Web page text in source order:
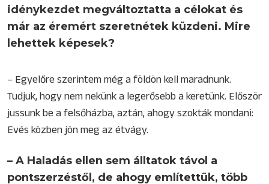
idénykezdet megváltoztatta a célokat és
már az éremért szeretnétek küzdeni. Mire
lehettek képesek?
– Egyelőre szerintem még a földön kell maradnunk.
Tudjuk, hogy nem nekünk a legerősebb a keretünk. Először
jussunk be a felsőházba, aztán, ahogy szokták mondani:
Evés közben jön meg az étvágy.
– A Haladás ellen sem álltatok távol a
pontszerzéstől, de ahogy említettük, több